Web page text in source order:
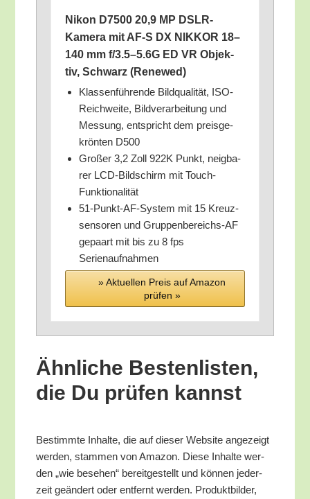
Nikon D7500 20,9 MP DSLR-
Kame­ra mit AF‑S DX NIKKOR 18–
140 mm f/3.5–5.6G ED VR Objek­
tiv, Schwarz (Rene­wed)
Klas­sen­füh­ren­de Bild­qua­li­tät, ISO-
Reich­wei­te, Bild­ver­ar­bei­tung und
Mes­sung, ent­spricht dem preis­ge­
krön­ten D500
Gro­ßer 3,2 Zoll 922K Punkt, neig­ba­
rer LCD-Bild­schirm mit Touch-
Funktionalität
51-Punkt-AF-Sys­tem mit 15 Kreuz­
sen­so­ren und Grup­pen­be­reichs-AF
gepaart mit bis zu 8 fps
Serienaufnahmen
» Aktu­el­len Preis auf Ama­zon
prü­fen »
Ähn­li­che Bes­ten­lis­ten,
die Du prü­fen kannst
Bestimm­te Inhal­te, die auf die­ser Web­site ange­zeigt
wer­den, stam­men von Ama­zon. Die­se Inhal­te wer­
den „wie bese­hen“ bereit­ge­stellt und kön­nen jeder­
zeit geän­dert oder ent­fernt wer­den. Pro­dukt­bil­der,